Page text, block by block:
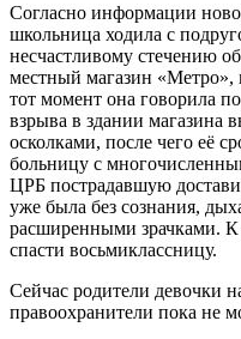
Согласно информации
школьница ходила с
несчастливому стечению
местный магазин «Метро»,
тот момент она говорила
взрыва в здании магазина
осколками, после чего её
больницу с
ЦРБ пострадавшую
уже была без сознания,
расширенными зрачками.
спасти восьмиклассницу.
Сейчас родители девочки
правоохранители пока не